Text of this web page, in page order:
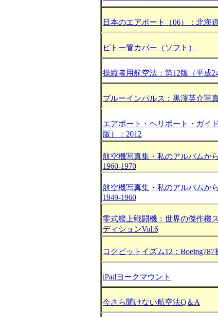
日本のエアポート（06）：北海
ピトー管カバー（ソフト）
操縦者用航空法：第12版（平成
ブルーインパルス：黒澤英介写
エアポート・ヘリポート・ガイ
版）：2012
航空機写真集・私のアルバムか
1960-1970
航空機写真集・私のアルバムか
1949-1960
零式艦上戦闘機：世界の傑作機
ディションVol.6
コクピットイズム12：
iPadヨークマウント
今さら聞けない航空法Q＆A